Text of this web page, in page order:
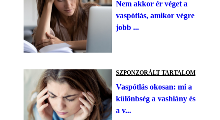
Nem akkor ér véget a
vaspótlás, amikor végre
jobb ...
SZPONZORÁLT TARTALOM
Vaspótlás okosan: mi a
különbség a vashiány és
a v...